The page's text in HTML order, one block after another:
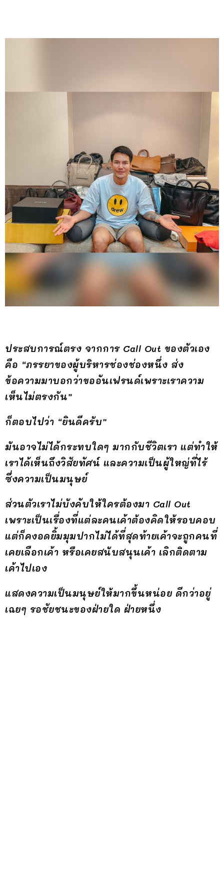
ประสบการณ์ตรง จากการ Call Out ของตัวเอง
คือ “ภรรยาของผู้บริหารช่องช่องหนึ่ง ส่ง
ข้อความมาบอกว่าขออันเฟรนด์เพราะเราความ
เห็นไม่ตรงกัน”
ก็ตอบไปว่า “ยินดีครับ”
มันอาจไม่ได้กระทบใดๆ มากกับชีวิตเรา แต่ทำให้
เราได้เห็นถึงวิสัยทัศน์ และความเป็นผู้ใหญ่ที่ไร้
ซึ่งความเป็นมนุษย์
ส่วนตัวเราไม่บังคับให้ใครต้องมา Call Out
เพราะเป็นเรื่องที่แต่ละคนเค้าต้องคิดให้รอบคอบ
แต่ก็คงอดยิ้มมุมปากไม่ได้ที่สุดท้ายเค้าจะถูกคนที่
เคยเลือกเค้า หรือเคยสนับสนุนเค้า เลิกติดตาม
เค้าไปเอง
แสดงความเป็นมนุษย์ให้มากขึ้นหน่อย ดีกว่าอยู่
เฉยๆ รอชัยชนะของฝ่ายใด ฝ่ายหนึ่ง